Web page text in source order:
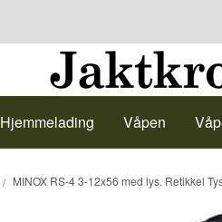
Hjemmelading Våpen
MINOX RS-4 3-12x56 med lys. Retikkel